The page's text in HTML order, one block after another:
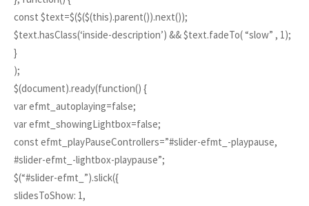
const $text=$($($(this).parent()).next());
$text.hasClass(‘inside-description’) && $text.fadeTo( “slow” , 1);
}
);
$(document).ready(function() {
var efmt_autoplaying=false;
var efmt_showingLightbox=false;
const efmt_playPauseControllers=”#slider-efmt_-playpause,
#slider-efmt_-lightbox-playpause”;
$(“#slider-efmt_”).slick({
slidesToShow: 1,